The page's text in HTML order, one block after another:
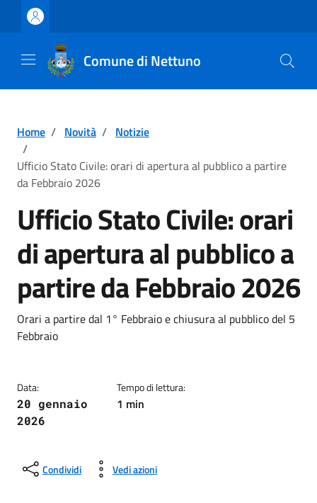
Vai ai contenuti
Vai al footer
Comune di Nettuno
Home / Novità / Notizie
/
Ufficio Stato Civile: orari di apertura al pubblico a partire
da Febbraio 2026
Ufficio Stato Civile: orari
di apertura al pubblico a
partire da Febbraio 2026
Dettagli della notizia
Orari a partire dal 1° Febbraio e chiusura al pubblico del 5
Febbraio
Data:
20 gennaio
2026
Tempo di lettura:
1 min
Condividi Vedi azioni